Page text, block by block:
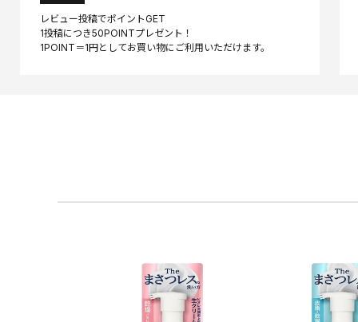
レビュー投稿でポイントGET
1投稿につき50POINTプレゼント！